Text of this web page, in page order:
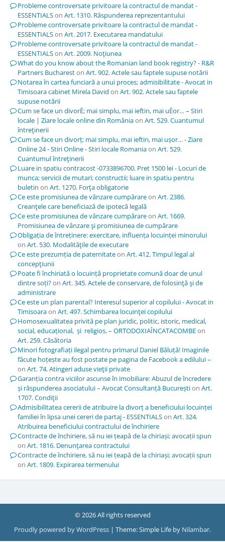
Probleme controversate privitoare la contractul de mandat -
ESSENTIALSon Art. 1310. Răspunderea reprezentantului
Probleme controversate privitoare la contractul de mandat -
ESSENTIALSon Art. 2017. Executarea mandatului
Probleme controversate privitoare la contractul de mandat -
ESSENTIALSon Art. 2009. Noţiunea
What do you know about the Romanian land book registry? - R&R
Partners Buchareston Art. 902. Actele sau faptele supuse notării
Notarea în cartea funciară a unui proces; admisibilitate - Avocat in
Timisoara cabinet Mirela David on Art. 902. Actele sau faptele
supuse notării
Cum se face un divorÈ; mai simplu, mai ieftin, mai uÈor… – Stiri
locale | Ziare locale online din Româniaon Art. 529. Cuantumul
întreţinerii
Cum se face un divorț; mai simplu, mai ieftin, mai ușor… - Ziare
Online 24 - Stiri Online - Stiri locale Romaniaon Art. 529.
Cuantumul întreţinerii
Luare in spatiu contracost -0733896700. Pret 1500 lei - Locuri de
munca; servicii de mutari; constructii; luare in spatiu pentru
buletin on Art. 1270. Forţa obligatorie
Ce este promisiunea de vânzare cumpărareon Art. 2386.
Creanţele care beneficiază de ipotecă legală
Ce este promisiunea de vânzare cumpărareon Art. 1669.
Promisiunea de vânzare şi promisiunea de cumpărare
Obligația de întreținere: exercitare, influența locuinței minorului
on Art. 530. Modalităţile de executare
Ce este prezumția de paternitateon Art. 412. Timpul legal al
concepţiunii
Poate fi închiriată o locuință proprietate comună doar de unul
dintre soți?on Art. 345. Actele de conservare, de folosinţă şi de
administrare
Ce este un plan parental? Interesul superior al copilului - Avocat in
Timisoaraon Art. 497. Schimbarea locuinţei copilului
Homosexualitatea privită pe plan juridic, politic, istoric, medical,
social, educațional, și religios, – ORTODOXIAÎNCATACOMBEon
Art. 259. Căsătoria
Minori fotografiați ilegal pentru primarul Daniel Băluță! Imaginile
făcute hoțește au fost postate pe pagina de Facebook a edilului –
on Art. 74. Atingeri aduse vieţii private
Garanția contra viciilor ascunse în imobiliare: Abuzul de încredere
și răspunderea asociatului – Avocat Consultanță Bucureștion Art.
1707. Condiţii
Admisibilitatea cererii de atribuire la divorț a beneficiului locuinței
familiei în lipsa unei cereri de partaj - ESSENTIALSon Art. 324.
Atribuirea beneficiului contractului de închiriere
Contracte de închiriere, să nu iei țeapă de la chiriași; avocații spun
on Art. 1816. Denunţarea contractului
Contracte de închiriere, să nu iei țeapă de la chiriași; avocații spun
on Art. 1809. Expirarea termenului
© 2026 All rights reserved
Proudly powered by WordPress | Theme: Simple Life by Nilambar.